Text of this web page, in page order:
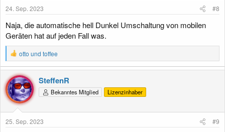
24. Sep. 2023 #8
Naja, die automatische hell Dunkel Umschaltung von mobilen
Geräten hat auf jeden Fall was.
R
e
a
k
t
i
o
n
n
otto und toffee
SteffenR
Bekanntes Mitglied Lizenzinhaber
25. Sep. 2023 #9